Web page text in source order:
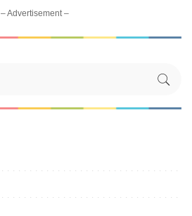
– Advertisement –